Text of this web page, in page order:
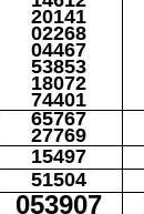
20141
02268
04467
53853
18072
74401
65767
27769
15497
51504
053907